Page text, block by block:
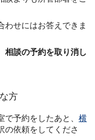
わせにはお答えできま
相談の予約を取り消し
方
予約をしたあと、 横
の依頼をしてくださ